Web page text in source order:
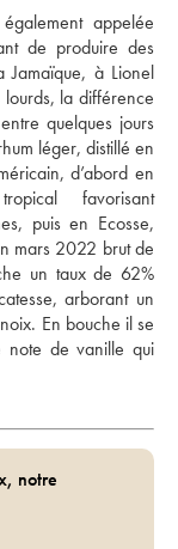
appelée
de produire des
Jamaïque, à Lionel
la différence
quelques jours
léger, distillé en
d’abord en
favorisant
puis en Ecosse,
mars 2022 brut de
un taux de 62%
arborant un
En bouche il se
note de vanille qui
notre